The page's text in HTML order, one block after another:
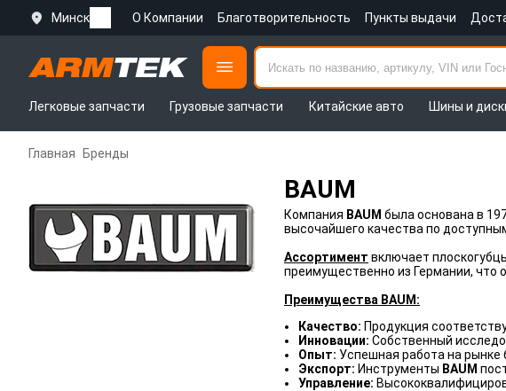
Минск О Компании Благотворительность Пункты выдачи
Легковые запчасти
Грузовые запчасти Китайские авто Шины и
Главная Бренды
BAUM
Компания BAUM была основана в
высочайшего качества по
Ассортимент включает
преимущественно из Германии, что
Преимущества BAUM:
Качество: Продукция
Инновации: Собственный
Опыт: Успешная работа на рынке
Экспорт: Инструменты BAUM
Управление: